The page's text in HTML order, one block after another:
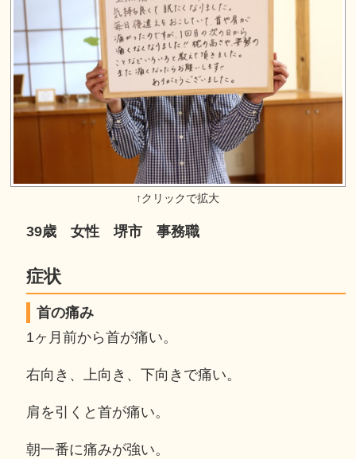
39歳 女性 堺市 事務職
症状
首の痛み
1ヶ月前から首が痛い。
右向き、上向き、下向きで痛い。
肩を引くと首が痛い。
朝一番に痛みが強い。